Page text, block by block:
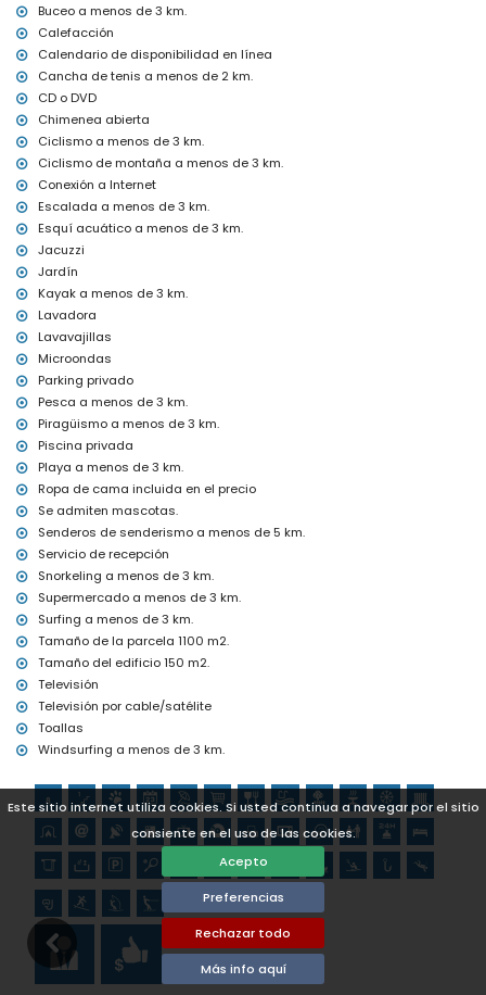
Este sitio internet utiliza cookies. Si usted continua a navegar por el sitio
consiente en el uso de las cookies.
Acepto
Preferencias
Rechazar todo
Más info aquí
Internet (WiFi)
Aspiradora y plancha con tabla de planchar
Ropa de cama y toallas
Servicio de recepción y servicio de emergencia 24 horas
Calefacción central y aire acondicionado
Instalaciones y servicios con cargo adicional
Jacuzzi exterior
Cama extra y camas/cunas para niños (bajo demanda)
Entretenimiento y actividades de ocio para sus vacaciones en
Jávea, Costa Blanca
menos de 5 kilómetros de la casa)
Lugares de interés y cultura en Jávea, Costa Blanca
Museo (Pueblo Histórico, Jávea), iglesia (San Bartolomé, Jávea),
ruina (Pueblo Histórico, Jávea), monumento (Pueblo Histórico,
Jávea), edificio arquitectónico (Pueblo Histórico, Jávea), lugar
histórico (Pueblo Histórico y Jávea) (a menos de 5 kilómetros del
alojamiento)
Castillo (Portal de la Vila y Dénia) (a menos de 25 kilómetros del
alojamiento)
Deportes
Tenis, senderismo, ciclismo de montaña, ciclismo, escalada,
canotaje, kayak, pesca, buceo, snorkel, surf, windsurf y esquí
acuático (a menos de 5 kilómetros de la villa)
Golf (Club de Golf Jávea, Jávea) y equitación (a menos de 10
kilómetros de la villa)
Buceo a menos de 3 km.
Calefacción
Calendario de disponibilidad en línea
Cancha de tenis a menos de 2 km.
CD o DVD
Chimenea abierta
Ciclismo a menos de 3 km.
Ciclismo de montaña a menos de 3 km.
Conexión a Internet
Escalada a menos de 3 km.
Esquí acuático a menos de 3 km.
Jacuzzi
Jardín
Kayak a menos de 3 km.
Lavadora
Lavavajillas
Microondas
Parking privado
Pesca a menos de 3 km.
Piragüismo a menos de 3 km.
Piscina privada
Playa a menos de 3 km.
Ropa de cama incluida en el precio
Se admiten mascotas.
Senderos de senderismo a menos de 5 km.
Servicio de recepción
Snorkeling a menos de 3 km.
Supermercado a menos de 3 km.
Surfing a menos de 3 km.
Tamaño de la parcela 1100 m2.
Tamaño del edificio 150 m2.
Televisión
Televisión por cable/satélite
Toallas
Windsurfing a menos de 3 km.